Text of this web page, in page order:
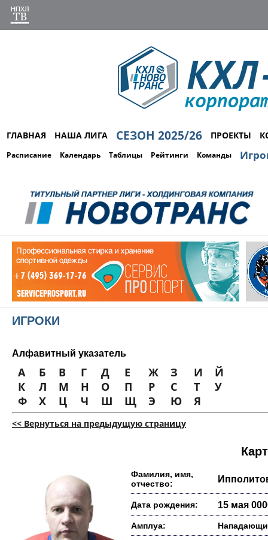
ГЛАВНАЯ НАША ЛИГА СЕЗОН 2025/26 ПРОЕКТЫ
Расписание Календарь Таблицы Рейтинги Команды
ИГРОКИ
Алфавитный указатель
А Б В Г Д Е Ж З И
Й
К
Л М Н О П Р С Т
У
Ф
Х Ц Ч Ш Щ Э Ю Я
<< Вернуться на предыдущую страницу
Фамилия, имя,
отчество:
Дата рождения: 15 мая
Амплуа: